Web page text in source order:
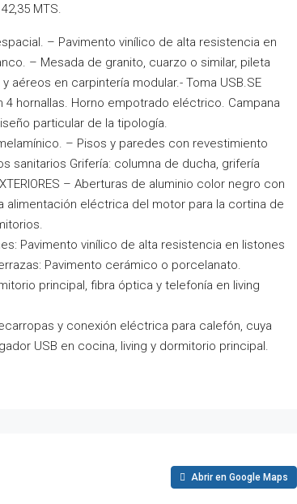
42,35 MTS.
– Pavimento vinílico de alta resistencia en
– Mesada de granito, cuarzo o similar, pileta
aéreos en carpintería modular.- Toma USB.SE
4 hornallas. Horno empotrado eléctrico. Campana
particular de la tipología.
– Pisos y paredes con revestimiento
sanitarios Grifería: columna de ducha, grifería
– Aberturas de aluminio color negro con
alimentación eléctrica del motor para la cortina de
Pavimento vinílico de alta resistencia en listones
Pavimento cerámico o porcelanato.
principal, fibra óptica y telefonía en living
y conexión eléctrica para calefón, cuya
USB en cocina, living y dormitorio principal.
Abrir en Google Maps